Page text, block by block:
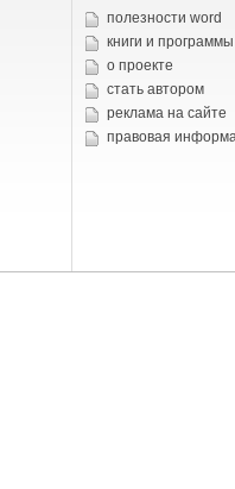
полезности word
книги и программы
о проекте
стать автором
реклама на сайте
правовая